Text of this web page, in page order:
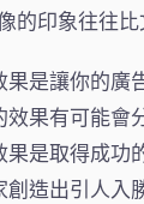
的印象往往比
是讓你的廣
果有可能會
是取得成功
造出引人入